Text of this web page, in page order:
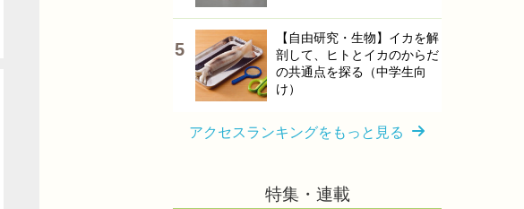
【自由研究・生物】イカを解
剖して、ヒトとイカのからだ
の共通点を探る（中学生向
け）
アクセスランキングをもっと見る
特集・連載